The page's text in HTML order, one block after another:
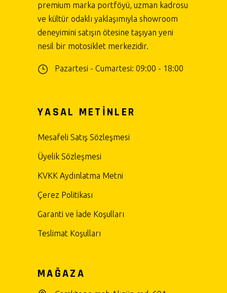
premium marka portföyü, uzman kadrosu
ve kültür odaklı yaklaşımıyla showroom
deneyimini satışın ötesine taşıyan yeni
nesil bir motosiklet merkezidir.
Pazartesi - Cumartesi: 09:00 - 18:00
YASAL METİNLER
Mesafeli Satış Sözleşmesi
Üyelik Sözleşmesi
KVKK Aydınlatma Metni
Çerez Politikası
Garanti ve İade Koşulları
Teslimat Koşulları
MAĞAZA